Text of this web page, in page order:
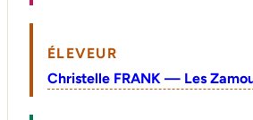
ÉLEVEUR
Christelle FRANK — Les